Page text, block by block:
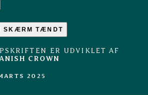
SKÆRM TÆNDT
ER UDVIKLET AF
CROWN
2025